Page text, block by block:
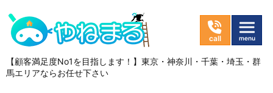
【顧客満足度No1を目指します！】東京・神奈川・千葉・埼玉・群
馬エリアならお任せ下さい